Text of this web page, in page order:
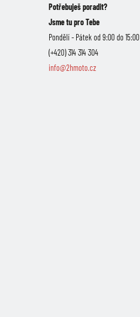
Potřebuješ poradit?
Jsme tu pro Tebe
Pondělí - Pátek od 9:00 do 15:00
(+420) 314 314 304
info@2hmoto.cz